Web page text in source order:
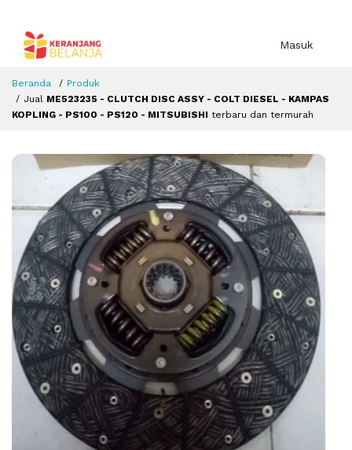
Masuk
Beranda
Produk
Jual ME523235 - CLUTCH DISC ASSY - COLT DIESEL - KAMPAS
KOPLING - PS100 - PS120 - MITSUBISHI terbaru dan termurah